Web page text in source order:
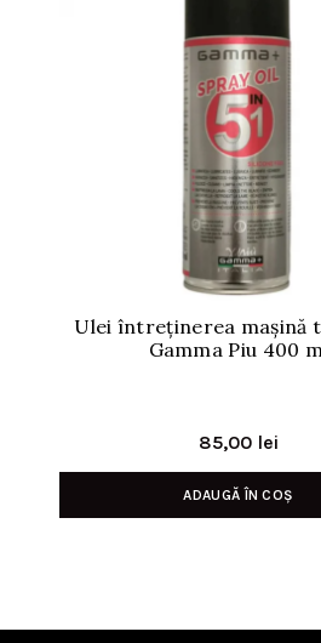
Ulei întreținerea mașină
Gamma Piu 400
85,00 lei
ADAUGĂ ÎN COȘ